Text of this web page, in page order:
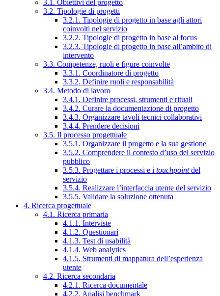
3.1. Obiettivi del progetto
3.2. Tipologie di progetti
3.2.1. Tipologie di progetto in base agli attori
coinvolti nel servizio
3.2.2. Tipologie di progetto in base al focus
3.2.3. Tipologie di progetto in base all’ambito di
intervento
3.3. Competenze, ruoli e figure coinvolte
3.3.1. Coordinatore di progetto
3.3.2. Definire ruoli e responsabilità
3.4. Metodo di lavoro
3.4.1. Definire processi, strumenti e rituali
3.4.2. Curare la documentazione di progetto
3.4.3. Organizzare tavoli tecnici collaborativi
3.4.4. Prendere decisioni
3.5. Il processo progettuale
3.5.1. Organizzare il progetto e la sua gestione
3.5.2. Comprendere il contesto d’uso del servizio
pubblico
3.5.3. Progettare i processi e i touchpointdel
servizio
3.5.4. Realizzare l’interfaccia utente del servizio
3.5.5. Validare la soluzione ottenuta
4. Ricerca progettuale
4.1. Ricerca primaria
4.1.1. Interviste
4.1.2. Questionari
4.1.3. Test di usabilità
4.1.4. Web analytics
4.1.5. Strumenti di mappatura dell’esperienza
utente
4.2. Ricerca secondaria
4.2.1. Ricerca documentale
4.2.2. Analisi benchmark